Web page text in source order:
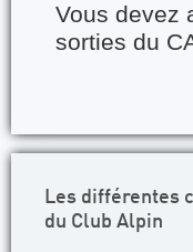
Vous devez
sorties du
Les différentes
du Club Alpin